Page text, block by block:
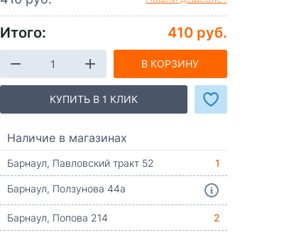
Итого: 410 руб.
В КОРЗИНУ
КУПИТЬ В 1 КЛИК
Наличие в магазинах
Барнаул, Павловский тракт 52
1
Барнаул, Ползунова 44а
Барнаул, Попова 214
2